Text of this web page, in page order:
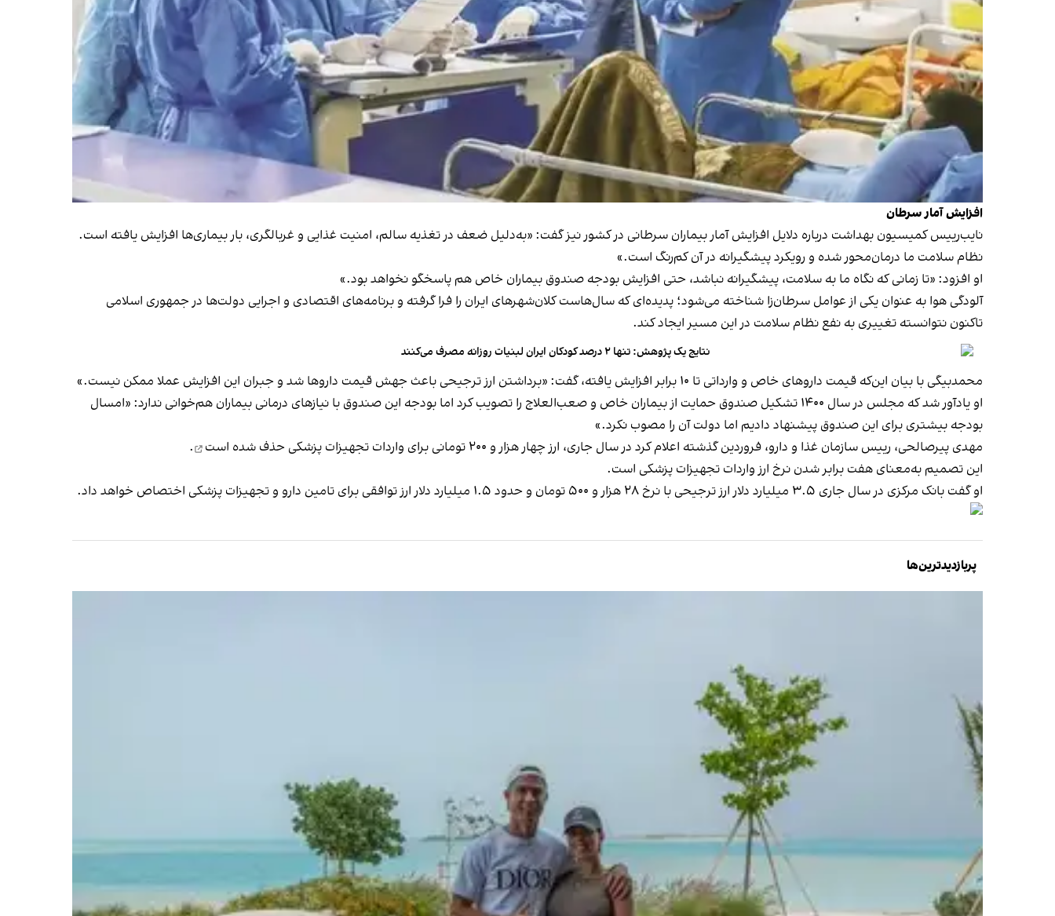
افزایش آمار سرطان
نایب‌رییس کمیسیون بهداشت درباره دلایل افزایش آمار بیماران سرطانی در کشور نیز گفت: «به‌دلیل ضعف در تغذیه سالم، امنیت غذایی و غربالگری، بار بیماری‌ها افزایش یافته است.
نظام سلامت ما درمان‌محور شده و رویکرد پیشگیرانه در آن کم‌رنگ است.»
او افزود: «تا زمانی که نگاه ما به سلامت، پیشگیرانه نباشد، حتی افزایش بودجه صندوق بیماران خاص هم پاسخگو نخواهد بود.»
آلودگی هوا به عنوان یکی از عوامل سرطان‌زا شناخته می‌شود؛ پدیده‌ای که سال‌هاست کلان‌شهرهای ایران را فرا گرفته و برنامه‌های اقتصادی و اجرایی دولت‌ها در جمهوری اسلامی
تاکنون نتوانسته تغییری به نفع نظام سلامت در این مسیر ایجاد کند.
نتایج یک پژوهش: تنها ۲ درصد کودکان ایران لبنیات روزانه مصرف می‌کنند
محمدبیگی با بیان این‌که قیمت داروهای خاص و وارداتی تا ۱۰ برابر افزایش یافته، گفت: «برداشتن ارز ترجیحی باعث جهش قیمت داروها شد و جبران این افزایش عملا ممکن نیست.»
او یادآور شد که مجلس در سال ۱۴۰۰ تشکیل صندوق حمایت از بیماران خاص و صعب‌العلاج را تصویب کرد اما بودجه این صندوق با نیازهای درمانی بیماران هم‌خوانی ندارد: «امسال
بودجه بیشتری برای این صندوق پیشنهاد دادیم اما دولت آن را مصوب نکرد.»
مهدی پیرصالحی، رییس سازمان غذا و دارو، فروردین گذشته اعلام کرد در سال جاری، ارز چهار هزار و ۲۰۰ تومانی برای واردات تجهیزات پزشکی
حذف شده است
.
این تصمیم به‌معنای هفت برابر شدن نرخ ارز واردات تجهیزات پزشکی است.
او گفت بانک مرکزی در سال جاری ۳.۵ میلیارد دلار ارز ترجیحی با نرخ ۲۸ هزار و ۵۰۰ تومان و حدود ۱.۵ میلیارد دلار ارز توافقی برای تامین دارو و تجهیزات پزشکی اختصاص خواهد داد.
پربازدیدترین‌ها